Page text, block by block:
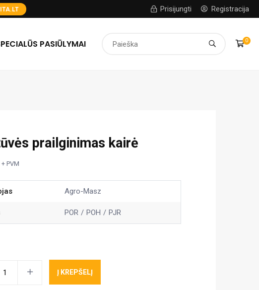
Prisijungti Registracija
PASIŪLYMAI 0
prailginimas kairė
+ PVM
Agro-Masz
POR POH PJR
Į KREPŠELĮ